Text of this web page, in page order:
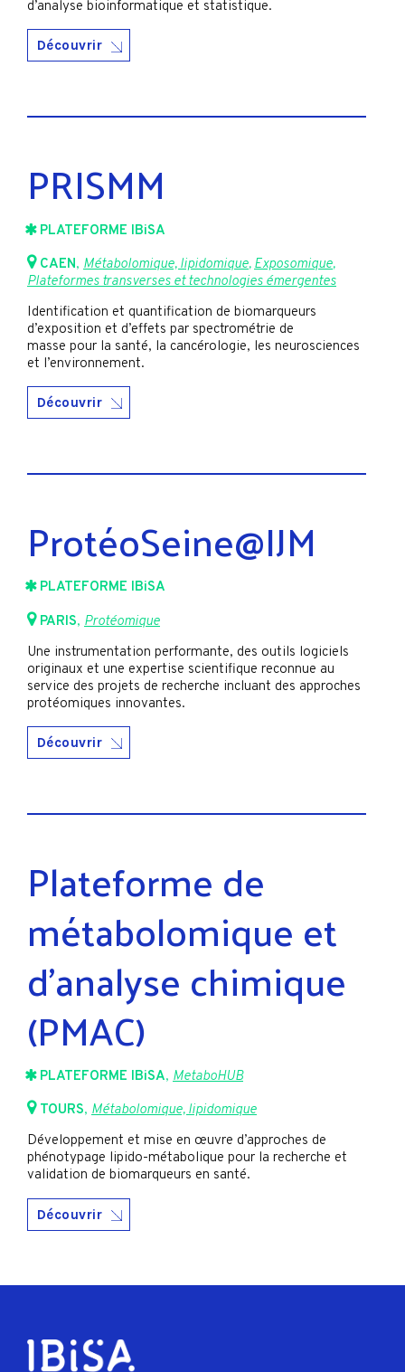
d’analyse bioinformatique et statistique.
Découvrir
PRISMM
PLATEFORME IBiSA
CAEN, Métabolomique, lipidomique, Exposomique,
Plateformes transverses et technologies émergentes
Identification et quantification de biomarqueurs
d’exposition et d’effets par spectrométrie de
masse pour la santé, la cancérologie, les neurosciences
et l’environnement.
Découvrir
ProtéoSeine@IJM
PLATEFORME IBiSA
PARIS, Protéomique
Une instrumentation performante, des outils logiciels
originaux et une expertise scientifique reconnue au
service des projets de recherche incluant des approches
protéomiques innovantes.
Découvrir
Plateforme de
métabolomique et
d’analyse chimique
(PMAC)
PLATEFORME IBiSA, MetaboHUB
TOURS, Métabolomique, lipidomique
Développement et mise en œuvre d’approches de
phénotypage lipido-métabolique pour la recherche et
validation de biomarqueurs en santé.
Découvrir